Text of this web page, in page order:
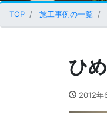
TOP 施工事例の一覧
ひ
2012年